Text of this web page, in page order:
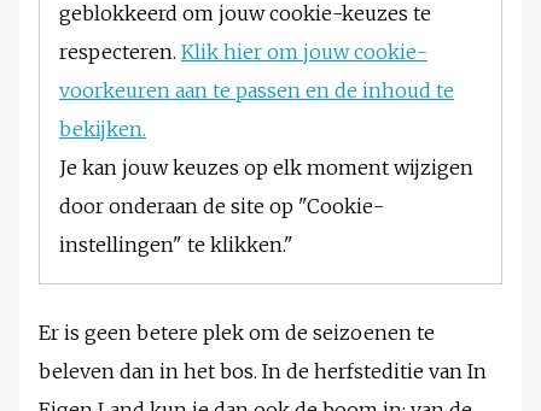
geblokkeerd om jouw cookie-keuzes te
respecteren. Klik hier om jouw cookie-
voorkeuren aan te passen en de inhoud te
bekijken.
Je kan jouw keuzes op elk moment wijzigen
door onderaan de site op "Cookie-
instellingen" te klikken."
Er is geen betere plek om de seizoenen te
beleven dan in het bos. In de herfsteditie van In